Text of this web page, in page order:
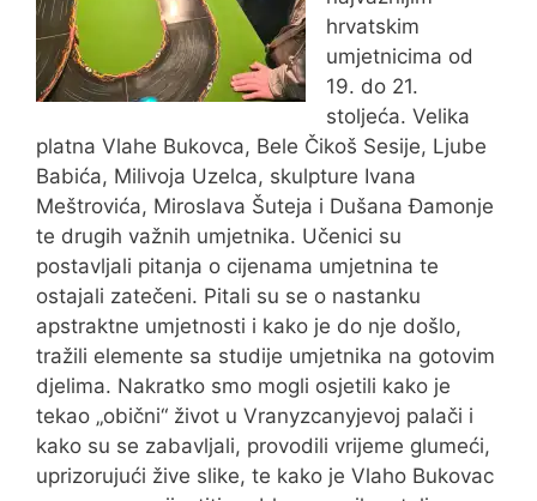
hrvatskim
umjetnicima od
19. do 21.
stoljeća. Velika
platna Vlahe Bukovca, Bele Čikoš Sesije, Ljube
Babića, Milivoja Uzelca, skulpture Ivana
Meštrovića, Miroslava Šuteja i Dušana Đamonje
te drugih važnih umjetnika. Učenici su
postavljali pitanja o cijenama umjetnina te
ostajali zatečeni. Pitali su se o nastanku
apstraktne umjetnosti i kako je do nje došlo,
tražili elemente sa studije umjetnika na gotovim
djelima. Nakratko smo mogli osjetili kako je
tekao „obični“ život u Vranyzcanyjevoj palači i
kako su se zabavljali, provodili vrijeme glumeći,
uprizorujući žive slike, te kako je Vlaho Bukovac